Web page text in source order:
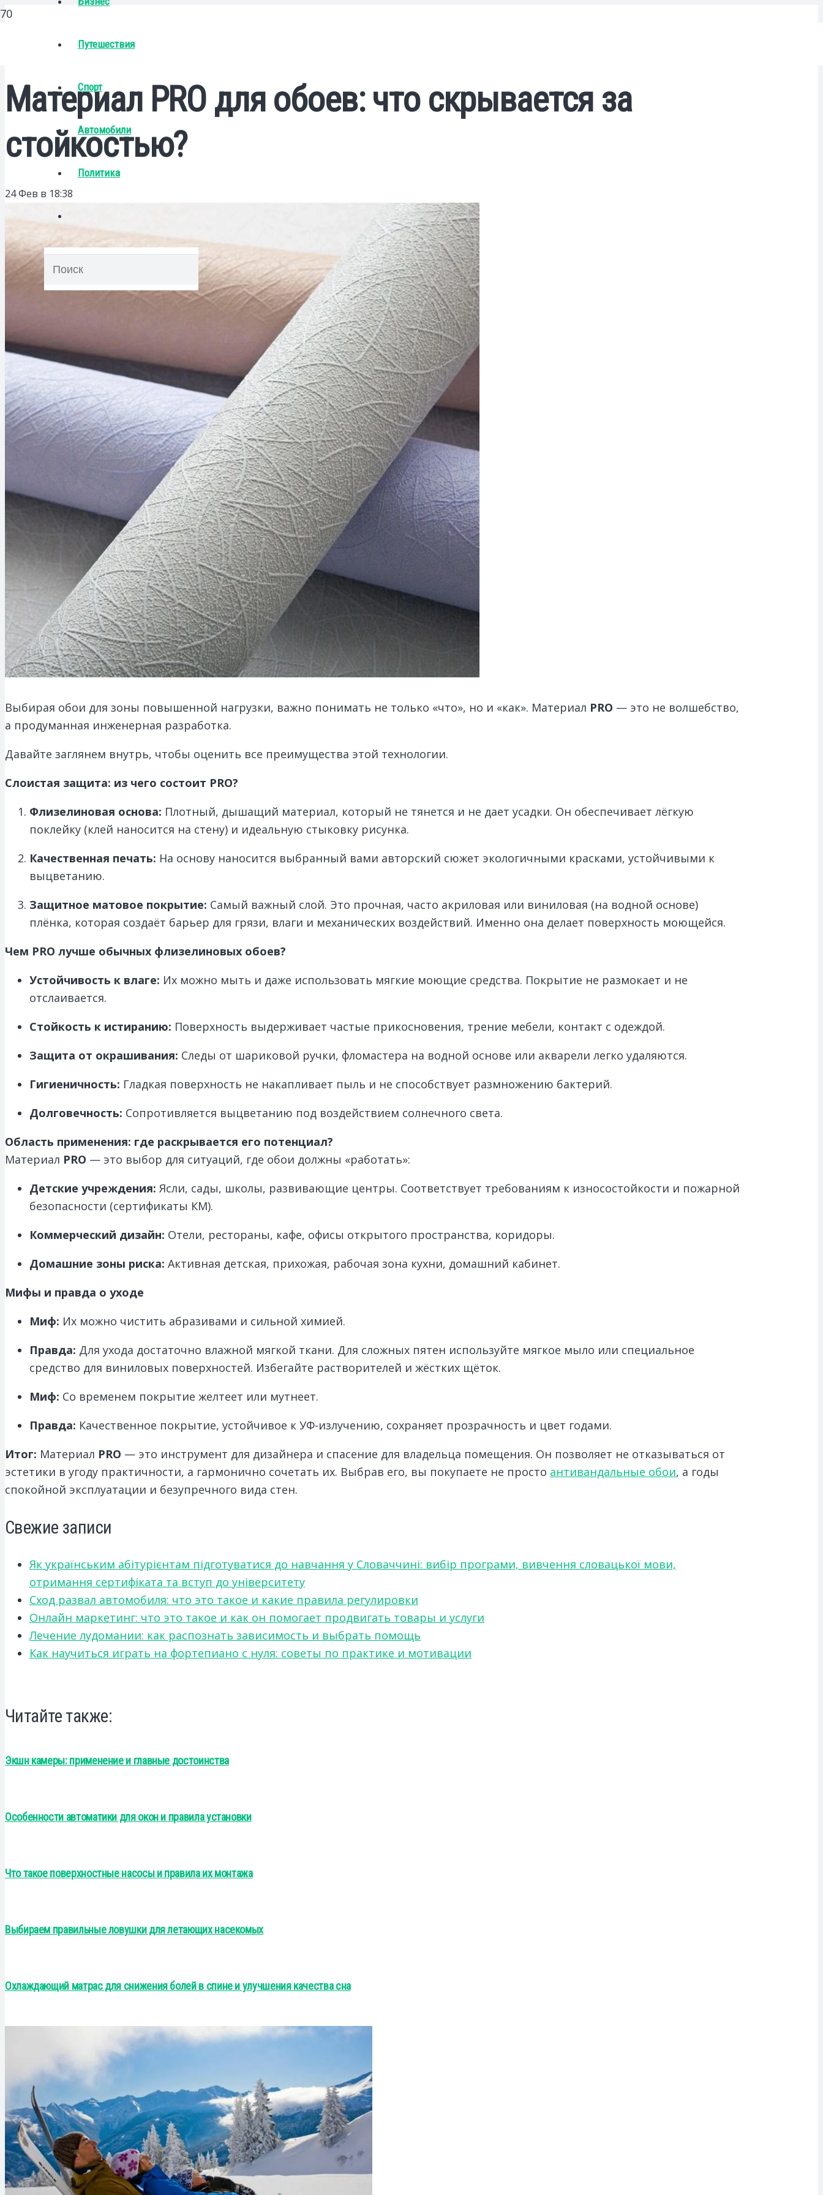
Путешествия
Спорт
Автомобили
Политика
Материал PRO для обоев: что скрывается за
стойкостью?
24 Фев в 18:38
Выбирая обои для зоны повышенной нагрузки, важно понимать не только «что», но и «как». Материал PRO — это не волшебство,
а продуманная инженерная разработка.
Давайте заглянем внутрь, чтобы оценить все преимущества этой технологии.
Слоистая защита: из чего состоит PRO?
Флизелиновая основа: Плотный, дышащий материал, который не тянется и не дает усадки. Он обеспечивает лёгкую
поклейку (клей наносится на стену) и идеальную стыковку рисунка.
Качественная печать: На основу наносится выбранный вами авторский сюжет экологичными красками, устойчивыми к
выцветанию.
Защитное матовое покрытие: Самый важный слой. Это прочная, часто акриловая или виниловая (на водной основе)
плёнка, которая создаёт барьер для грязи, влаги и механических воздействий. Именно она делает поверхность моющейся.
Чем PRO лучше обычных флизелиновых обоев?
Устойчивость к влаге: Их можно мыть и даже использовать мягкие моющие средства. Покрытие не размокает и не
отслаивается.
Стойкость к истиранию: Поверхность выдерживает частые прикосновения, трение мебели, контакт с одеждой.
Защита от окрашивания: Следы от шариковой ручки, фломастера на водной основе или акварели легко удаляются.
Гигиеничность: Гладкая поверхность не накапливает пыль и не способствует размножению бактерий.
Долговечность: Сопротивляется выцветанию под воздействием солнечного света.
Область применения: где раскрывается его потенциал?
Материал PRO — это выбор для ситуаций, где обои должны «работать»:
Детские учреждения: Ясли, сады, школы, развивающие центры. Соответствует требованиям к износостойкости и пожарной
безопасности (сертификаты КМ).
Коммерческий дизайн: Отели, рестораны, кафе, офисы открытого пространства, коридоры.
Домашние зоны риска: Активная детская, прихожая, рабочая зона кухни, домашний кабинет.
Мифы и правда о уходе
Миф: Их можно чистить абразивами и сильной химией.
Правда: Для ухода достаточно влажной мягкой ткани. Для сложных пятен используйте мягкое мыло или специальное
средство для виниловых поверхностей. Избегайте растворителей и жёстких щёток.
Миф: Со временем покрытие желтеет или мутнеет.
Правда: Качественное покрытие, устойчивое к УФ-излучению, сохраняет прозрачность и цвет годами.
Итог: Материал PRO — это инструмент для дизайнера и спасение для владельца помещения. Он позволяет не отказываться от
эстетики в угоду практичности, а гармонично сочетать их. Выбрав его, вы покупаете не просто антивандальные обои, а годы
спокойной эксплуатации и безупречного вида стен.
Свежие записи
Як українським абітурієнтам підготуватися до навчання у Словаччині: вибір програми, вивчення словацької мови,
отримання сертифіката та вступ до університету
Сход развал автомобиля: что это такое и какие правила регулировки
Онлайн маркетинг: что это такое и как он помогает продвигать товары и услуги
Лечение лудомании: как распознать зависимость и выбрать помощь
Как научиться играть на фортепиано с нуля: советы по практике и мотивации
Читайте также:
Экшн камеры: применение и главные достоинства
Особенности автоматики для окон и правила установки
Что такое поверхностные насосы и правила их монтажа
Выбираем правильные ловушки для летающих насекомых
Охлаждающий матрас для снижения болей в спине и улучшения качества сна